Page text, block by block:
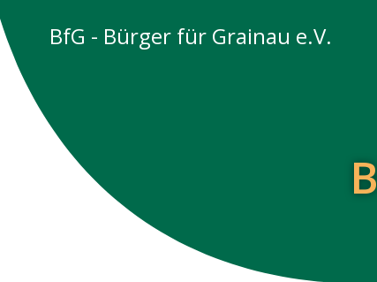
Inhalt
springen
BfG - Bürger für Grainau e.V.